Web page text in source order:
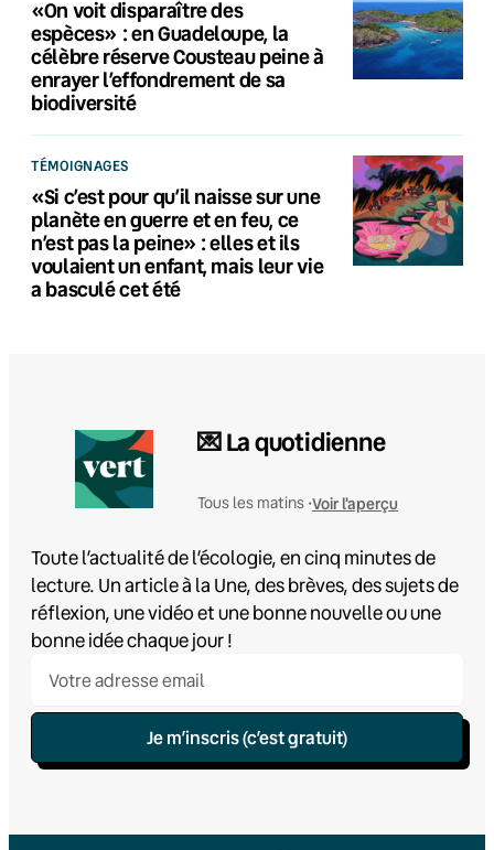
«On voit disparaître des
espèces» : en Guadeloupe, la
célèbre réserve Cousteau peine à
enrayer l’effondrement de sa
biodiversité
TÉMOIGNAGES
«Si c’est pour qu’il naisse sur une
planète en guerre et en feu, ce
n’est pas la peine» : elles et ils
voulaient un enfant, mais leur vie
a basculé cet été
💌 La quotidienne
Tous les matins •Voir l'aperçu
Toute l’actualité de l’écologie, en cinq minutes de
lecture. Un article à la Une, des brèves, des sujets de
réflexion, une vidéo et une bonne nouvelle ou une
bonne idée chaque jour !
Je m’inscris (c’est gratuit)